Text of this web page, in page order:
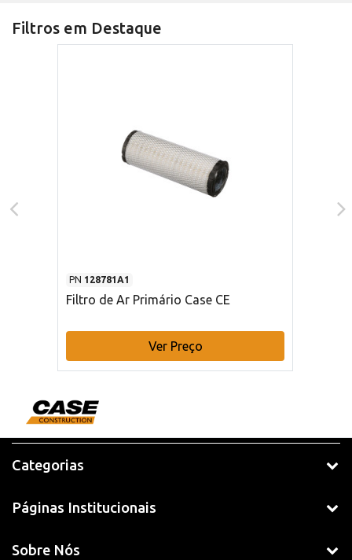
Filtros em Destaque
PN 128781A1
Filtro de Ar Primário Case CE
Ver Preço
Categorias
Páginas Institucionais
Sobre Nós